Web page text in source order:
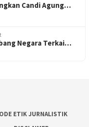
Candi Agung…
Negara Terkai…
ETIK JURNALISTIK